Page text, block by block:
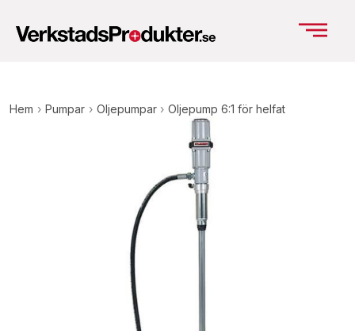
Hem › Pumpar › Oljepumpar › Oljepump 6:1 för helfat